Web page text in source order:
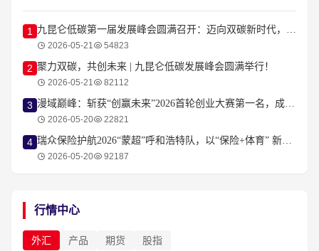
1 九昆仑低碳第一届发展峰会圆满召开：迈向双碳新时代，共创低碳新生态
2026-05-21 54823
2 聚力双碳，共创未来 | 九昆仑低碳发展峰会圆满举行！
2026-05-21 82112
3 漫域巅峰：斩获“创赢未来”2026首轮创业大赛第一名，成为耀眼的明星项目
2026-05-20 22821
4 瑞众保险护航2026“蒙超”呼和浩特队，以“保险+体育” 新范式守护城市荣耀！
2026-05-20 92187
行情中心
外汇 产品 期货 股指